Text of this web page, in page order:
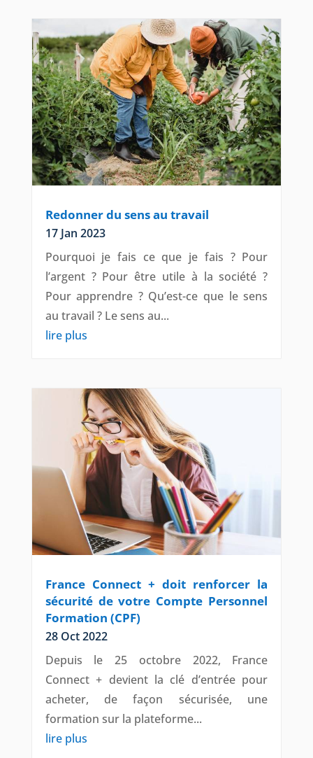
Redonner du sens au travail
17 Jan 2023
Pourquoi je fais ce que je fais ? Pour
l’argent ? Pour être utile à la société ?
Pour apprendre ? Qu’est-ce que le sens
au travail ? Le sens au...
lire plus
France Connect + doit renforcer la
sécurité de votre Compte Personnel
Formation (CPF)
28 Oct 2022
Depuis le 25 octobre 2022, France
Connect + devient la clé d’entrée pour
acheter, de façon sécurisée, une
formation sur la plateforme...
lire plus